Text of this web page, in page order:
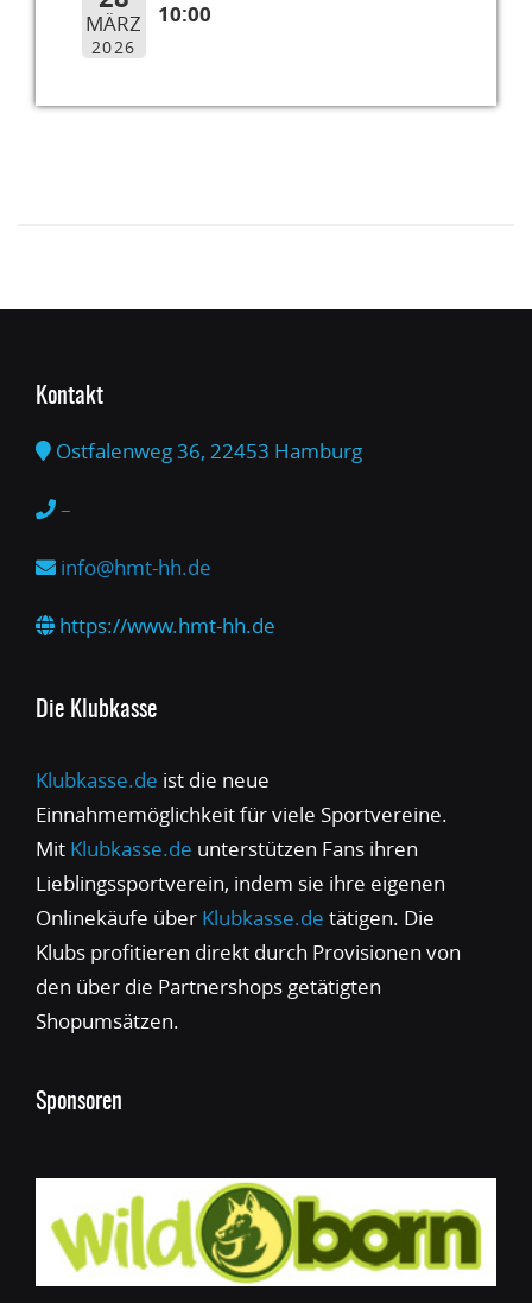
MÄRZ
2026
10:00
Kontakt
Ostfalenweg 36, 22453 Hamburg
–
info@hmt-hh.de
https://www.hmt-hh.de
Die Klubkasse
Klubkasse.de ist die neue
Einnahmemöglichkeit für viele Sportvereine.
Mit Klubkasse.de unterstützen Fans ihren
Lieblingssportverein, indem sie ihre eigenen
Onlinekäufe über Klubkasse.de tätigen. Die
Klubs profitieren direkt durch Provisionen von
den über die Partnershops getätigten
Shopumsätzen.
Sponsoren